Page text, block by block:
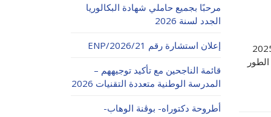
المدرسة الوطنية المتعددة التقنيات 2024-2025
مرحبًا بجميع حاملي شهادة البكالوريا
الجدد لسنة 2026
إعلان استشارة رقم 21/ENP/2026
قائمة الناجحين مع تأكيد توجيههم –
المدرسة الوطنية متعددة التقنيات 2026
أطروحة دكتوراه- بوڨنة الوهاب-